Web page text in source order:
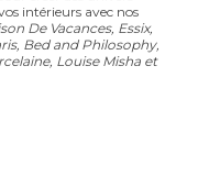
intérieurs avec nos
De Vacances, Essix,
Bed and Philosophy,
Louise Misha et